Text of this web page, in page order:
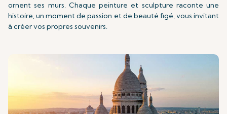
ornent ses murs. Chaque peinture et sculpture raconte une
histoire, un moment de passion et de beauté figé, vous invitant
à créer vos propres souvenirs.